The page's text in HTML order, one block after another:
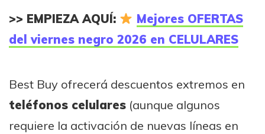
>> EMPIEZA AQUÍ:
Mejores OFERTAS
del viernes negro 2026 en CELULARES
Best Buy ofrecerá descuentos extremos en
teléfonos celulares (aunque algunos
requiere la activación de nuevas líneas en